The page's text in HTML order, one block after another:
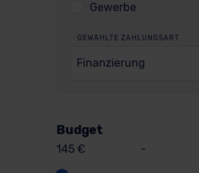
Gewerbe
GEWÄHLTE ZAHLUNGSART
Finanzierung
Budget
145 € -